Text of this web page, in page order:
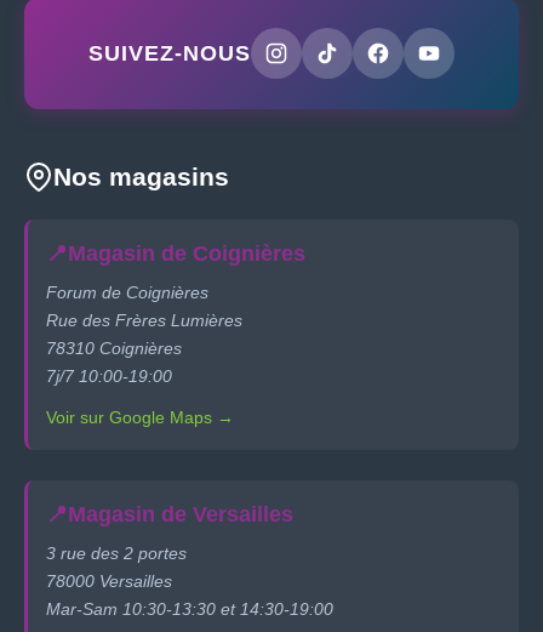
SUIVEZ-NOUS
Nos magasins
📍Magasin de Coignières
Forum de Coignières
Rue des Frères Lumières
78310 Coignières
7j/7 10:00-19:00
Voir sur Google Maps →
📍Magasin de Versailles
3 rue des 2 portes
78000 Versailles
Mar-Sam 10:30-13:30 et 14:30-19:00